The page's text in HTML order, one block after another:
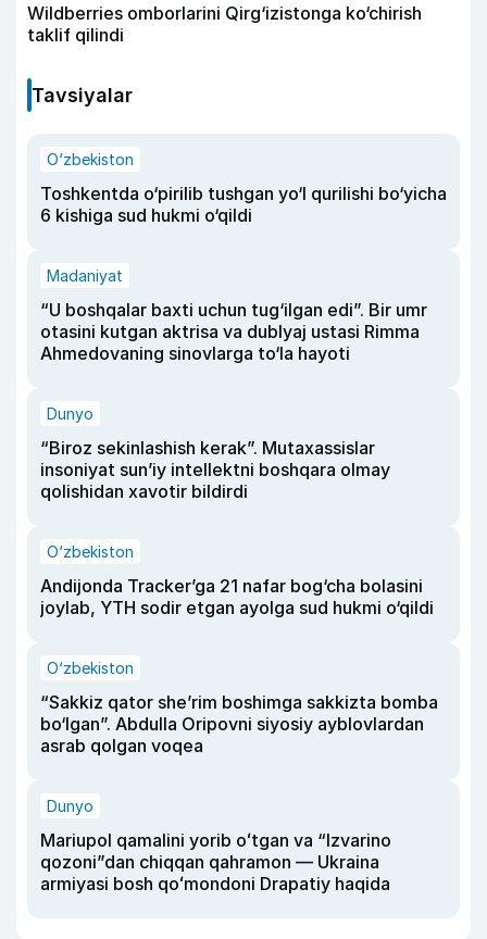
Wildberries omborlarini Qirg‘izistonga ko‘chirish
taklif qilindi
Tavsiyalar
O‘zbekiston
Toshkentda o‘pirilib tushgan yo‘l qurilishi bo‘yicha
6 kishiga sud hukmi o‘qildi
Madaniyat
“U boshqalar baxti uchun tug‘ilgan edi”. Bir umr
otasini kutgan aktrisa va dublyaj ustasi Rimma
Ahmedovaning sinovlarga to‘la hayoti
Dunyo
“Biroz sekinlashish kerak”. Mutaxassislar
insoniyat sun’iy intellektni boshqara olmay
qolishidan xavotir bildirdi
O‘zbekiston
Andijonda Tracker’ga 21 nafar bog‘cha bolasini
joylab, YTH sodir etgan ayolga sud hukmi o‘qildi
O‘zbekiston
“Sakkiz qator she’rim boshimga sakkizta bomba
bo‘lgan”. Abdulla Oripovni siyosiy ayblovlardan
asrab qolgan voqea
Dunyo
Mariupol qamalini yorib oʻtgan va “Izvarino
qozoni”dan chiqqan qahramon — Ukraina
armiyasi bosh qoʻmondoni Drapatiy haqida